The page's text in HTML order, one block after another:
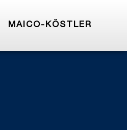
MAICO-KÖSTLER